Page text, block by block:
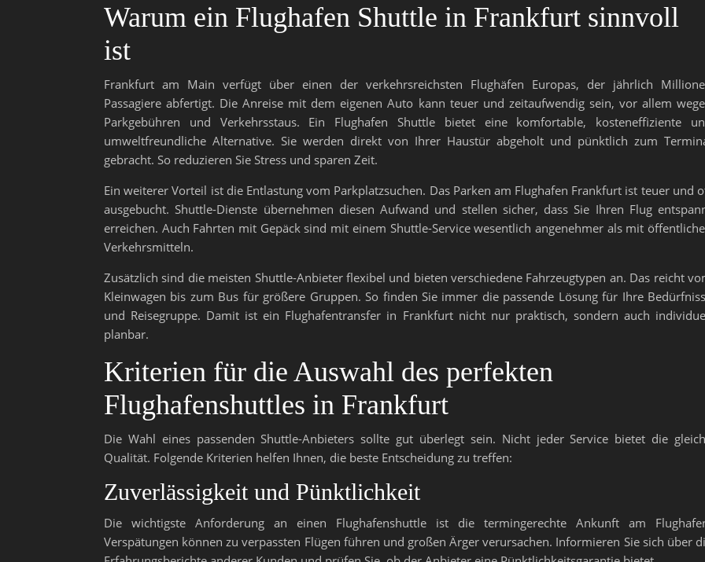
Warum ein Flughafen Shuttle in Frankfurt sinnvoll
ist
Frankfurt am Main verfügt über einen der verkehrsreichsten Flughäfen Europas, der jährlich
Passagiere abfertigt. Die Anreise mit dem eigenen Auto kann teuer und zeitaufwendig sein, vor allem
Parkgebühren und Verkehrsstaus. Ein Flughafen Shuttle bietet eine komfortable, kosteneffiziente
umweltfreundliche Alternative. Sie werden direkt von Ihrer Haustür abgeholt und pünktlich zum
gebracht. So reduzieren Sie Stress und sparen Zeit.
Ein weiterer Vorteil ist die Entlastung vom Parkplatzsuchen. Das Parken am Flughafen Frankfurt ist teuer und
ausgebucht. Shuttle-Dienste übernehmen diesen Aufwand und stellen sicher, dass Sie Ihren Flug
erreichen. Auch Fahrten mit Gepäck sind mit einem Shuttle-Service wesentlich angenehmer als mit
Verkehrsmitteln.
Zusätzlich sind die meisten Shuttle-Anbieter flexibel und bieten verschiedene Fahrzeugtypen an. Das reicht
Kleinwagen bis zum Bus für größere Gruppen. So finden Sie immer die passende Lösung für Ihre
und Reisegruppe. Damit ist ein Flughafentransfer in Frankfurt nicht nur praktisch, sondern auch
planbar.
Kriterien für die Auswahl des perfekten
Flughafenshuttles in Frankfurt
Die Wahl eines passenden Shuttle-Anbieters sollte gut überlegt sein. Nicht jeder Service bietet die
Qualität. Folgende Kriterien helfen Ihnen, die beste Entscheidung zu treffen:
Zuverlässigkeit und Pünktlichkeit
Die wichtigste Anforderung an einen Flughafenshuttle ist die termingerechte Ankunft am
Verspätungen können zu verpassten Flügen führen und großen Ärger verursachen. Informieren Sie sich über